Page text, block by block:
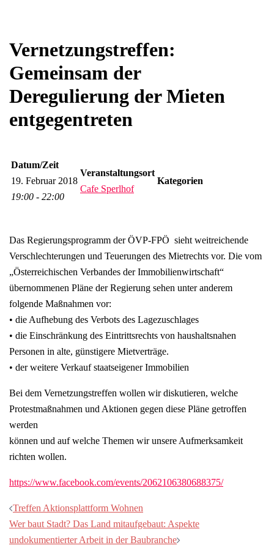
Vernetzungstreffen:
Gemeinsam der
Deregulierung der Mieten
entgegentreten
Datum/Zeit
19. Februar 2018
19:00 - 22:00
Veranstaltungsort
Cafe Sperlhof
Kategorien
Das Regierungsprogramm der ÖVP-FPÖ sieht weitreichende
Verschlechterungen und Teuerungen des Mietrechts vor. Die vom
„Österreichischen Verbandes der Immobilienwirtschaft“
übernommenen Pläne der Regierung sehen unter anderem
folgende Maßnahmen vor:
• die Aufhebung des Verbots des Lagezuschlages
• die Einschränkung des Eintrittsrechts von haushaltsnahen
Personen in alte, günstigere Mietverträge.
• der weitere Verkauf staatseigener Immobilien
Bei dem Vernetzungstreffen wollen wir diskutieren, welche
Protestmaßnahmen und Aktionen gegen diese Pläne getroffen
werden
können und auf welche Themen wir unsere Aufmerksamkeit
richten wollen.
https://www.facebook.com/events/2062106380688375/
Beitragsnavigation
Treffen Aktionsplattform Wohnen
Wer baut Stadt? Das Land mitaufgebaut: Aspekte
undokumentierter Arbeit in der Baubranche